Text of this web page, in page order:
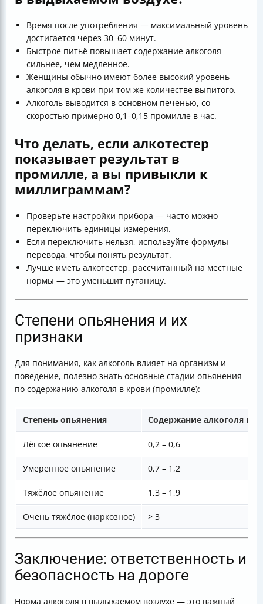
Время после употребления — максимальный уровень
достигается через 30–60 минут.
Быстрое питьё повышает содержание алкоголя
сильнее, чем медленное.
Женщины обычно имеют более высокий уровень
алкоголя в крови при том же количестве выпитого.
Алкоголь выводится в основном печенью, со
скоростью примерно 0,1–0,15 промилле в час.
Что делать, если алкотестер
показывает результат в
промилле, а вы привыкли к
миллиграммам?
Проверьте настройки прибора — часто можно
переключить единицы измерения.
Если переключить нельзя, используйте формулы
перевода, чтобы понять результат.
Лучше иметь алкотестер, рассчитанный на местные
нормы — это уменьшит путаницу.
Степени опьянения и их
признаки
Для понимания, как алкоголь влияет на организм и
поведение, полезно знать основные стадии опьянения
по содержанию алкоголя в крови (промилле):
Степень опьянения Содержание алкоголя в
Лёгкое опьянение 0,2 – 0,6
Умеренное опьянение 0,7 – 1,2
Тяжёлое опьянение 1,3 – 1,9
Очень тяжёлое (наркозное) > 3
Заключение: ответственность и
безопасность на дороге
Норма алкоголя в выдыхаемом воздухе — это важный